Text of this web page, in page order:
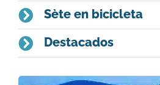
Sète en bicicleta
Destacados